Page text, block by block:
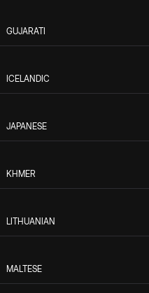
GUJARATI
ICELANDIC
JAPANESE
KHMER
LITHUANIAN
MALTESE